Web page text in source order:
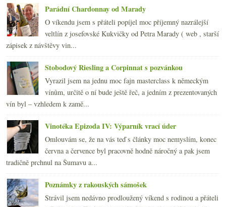
►2008(270)
►2007(108)
Parádní Chardonnay od Marady
O víkendu jsem s přáteli popíjel moc příjemný nazrálejší
veltlín z josefovské Kukvičky od Petra Marady ( web , starší
zápisek z návštěvy vin...
Stobodový Riesling a Corpinnat s pozvánkou
Vyrazil jsem na jednu moc fajn masterclass k německým
vínům, určitě o ní bude ještě řeč, a jedním z prezentovaných
vín byl – vzhledem k zamě...
Vinotéka Epizoda IV: Výparník vrací úder
Omlouvám se, že na vás teď s články moc nemyslím, konec
června a července byl pracovně hodně náročný a pak jsem
tradičně prchnul na Šumavu a...
Poznámky z rakouských sámošek
Strávil jsem nedávno prodloužený víkend s rodinou a přáteli